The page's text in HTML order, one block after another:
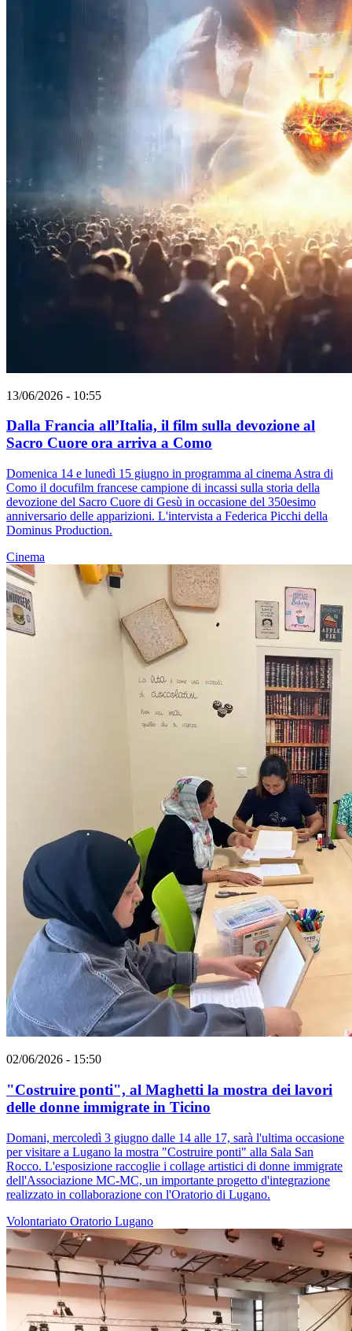
13/06/2026 - 10:55
Dalla Francia all’Italia, il film sulla devozione al
Sacro Cuore ora arriva a Como
Domenica 14 e lunedì 15 giugno in programma al cinema Astra di
Como il docufilm francese campione di incassi sulla storia della
devozione del Sacro Cuore di Gesù in occasione del 350esimo
anniversario delle apparizioni. L'intervista a Federica Picchi della
Dominus Production.
Cinema
02/06/2026 - 15:50
"Costruire ponti", al Maghetti la mostra dei lavori
delle donne immigrate in Ticino
Domani, mercoledì 3 giugno dalle 14 alle 17, sarà l'ultima occasione
per visitare a Lugano la mostra "Costruire ponti" alla Sala San
Rocco. L'esposizione raccoglie i collage artistici di donne immigrate
dell'Associazione MC-MC, un importante progetto d'integrazione
realizzato in collaborazione con l'Oratorio di Lugano.
Volontariato Oratorio Lugano